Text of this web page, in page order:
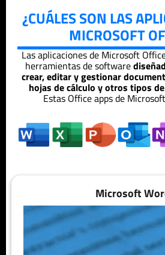
¿CUÁLES SON LAS
MICROSOFT
Las aplicaciones de Microsoft
herramientas de software
crear, editar y gestionar
hojas de cálculo y otros tipos
Estas Office apps de
Microsoft